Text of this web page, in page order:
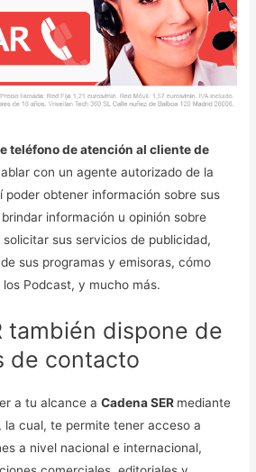
teléfono de atención al cliente de
con un agente autorizado de la
poder obtener información sobre sus
información u opinión sobre
sus servicios de publicidad,
sus programas y emisoras, cómo
Podcast, y mucho más.
también dispone de
de contacto
a tu alcance aCadena SER mediante
, la cual, te permite tener acceso a
a nivel nacional e internacional,